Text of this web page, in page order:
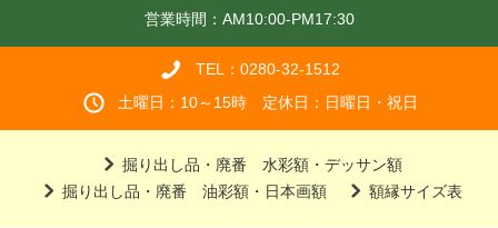
営業時間：AM10:00-PM17:30
TEL：0280-32-1512
土曜日：10～15時 定休日：日曜日・祝日
掘り出し品・廃番 水彩額・デッサン額
掘り出し品・廃番 油彩額・日本画額
額縁サイズ表